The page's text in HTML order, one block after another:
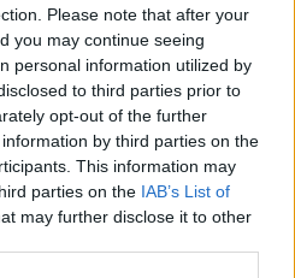
Please note that after your
you may continue seeing
personal information utilized by
to third parties prior to
opt-out of the further
by third parties on the
This information may
parties on the IAB’s List of
may further disclose it to other
Primeiras jornadas de caça
numa nova fase durante o